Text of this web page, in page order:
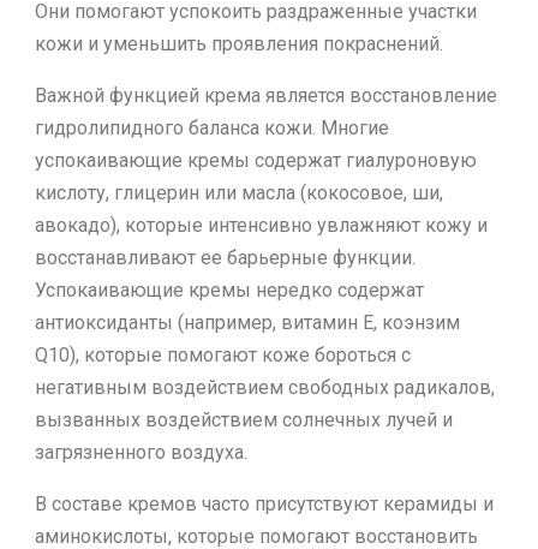
Они помогают успокоить раздраженные участки
кожи и уменьшить проявления покраснений.
Важной функцией крема является восстановление
гидролипидного баланса кожи. Многие
успокаивающие кремы содержат гиалуроновую
кислоту, глицерин или масла (кокосовое, ши,
авокадо), которые интенсивно увлажняют кожу и
восстанавливают ее барьерные функции.
Успокаивающие кремы нередко содержат
антиоксиданты (например, витамин Е, коэнзим
Q10), которые помогают коже бороться с
негативным воздействием свободных радикалов,
вызванных воздействием солнечных лучей и
загрязненного воздуха.
В составе кремов часто присутствуют керамиды и
аминокислоты, которые помогают восстановить